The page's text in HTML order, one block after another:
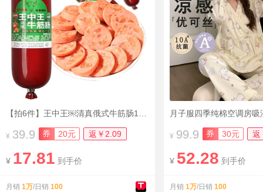
¥ 39.9 券 20元 返￥2.09
¥ 17.81 到手价
月销 1万/日销 100
月子服四季纯棉空调房吸
¥ 99.9 券 30元 返
¥ 52.28 到手价
月销 1万/日销 100